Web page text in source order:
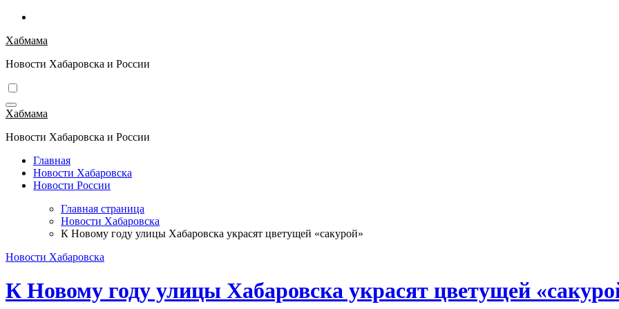
Перейти
содержимому
Хабмама
Новости Хабаровска и России
Хабмама
Новости Хабаровска и России
Главная
Новости Хабаровска
Новости России
Главная страница
Новости Хабаровска
К Новому году улицы Хабаровска украсят цветущей «сакурой»
Новости Хабаровска
К Новому году улицы Хабаровска украсят цветущей